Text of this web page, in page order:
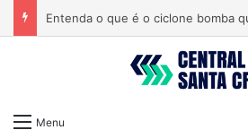
Menu